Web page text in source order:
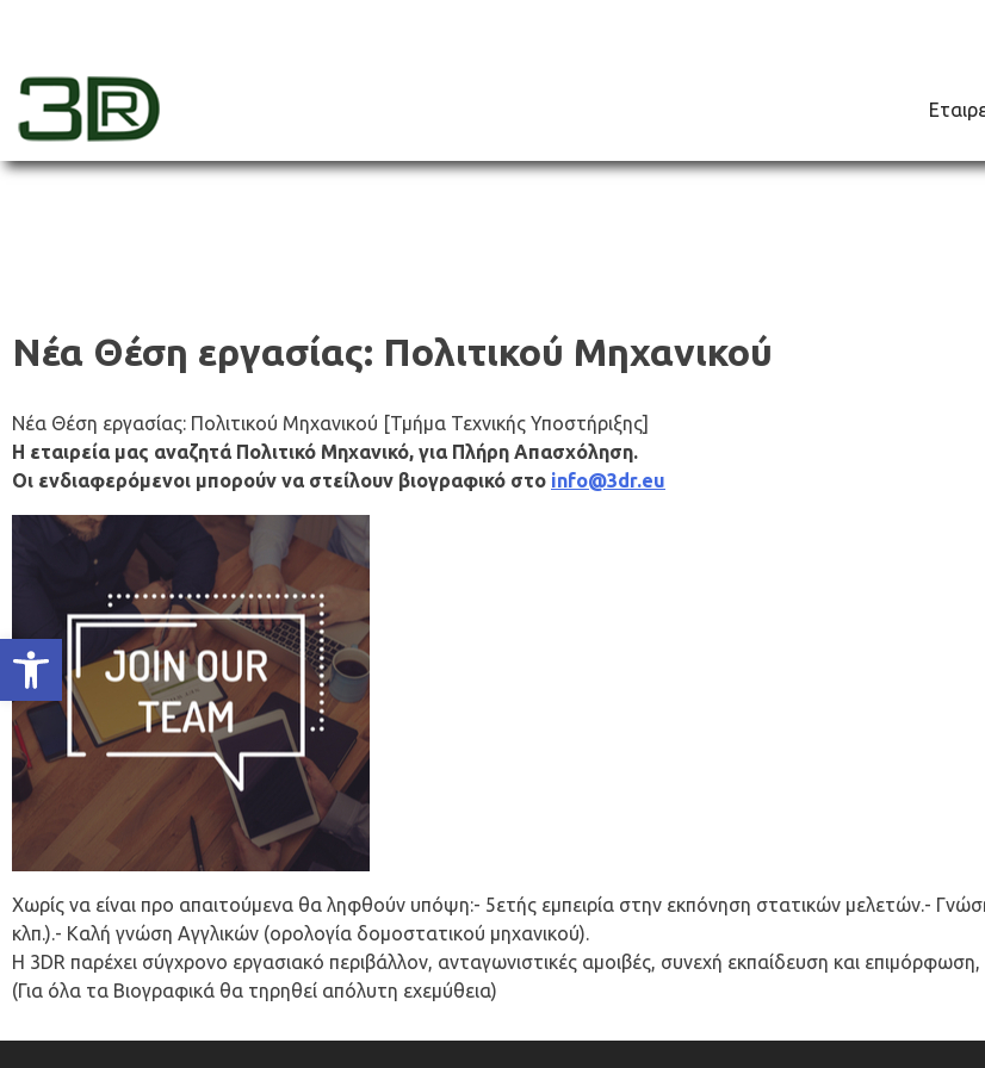
Ανοίξτε τη γραμμή εργαλείων
3dr
Νέα Θέση εργασίας: Πολιτικού Μηχανικού
Νέα Θέση εργασίας: Πολιτικού Μηχανικού [Τμήμα Τεχνικής Υποστήριξης]
Η εταιρεία μας αναζητά Πολιτικό Μηχανικό, για Πλήρη Απασχόληση.
Οι ενδιαφερόμενοι μπορούν να στείλουν βιογραφικό στο info@3dr.eu
Χωρίς να είναι προ απαιτούμενα θα ληφθούν υπόψη:- 5ετής εμπειρία στην εκπόνηση στατικών μελετών.-
κλπ.).- Καλή γνώση Αγγλικών (ορολογία δομοστατικού μηχανικού).
Η 3DR παρέχει σύγχρονο εργασιακό περιβάλλον, ανταγωνιστικές αμοιβές, συνεχή εκπαίδευση και
(Για όλα τα Βιογραφικά θα τηρηθεί απόλυτη εχεμύθεια)